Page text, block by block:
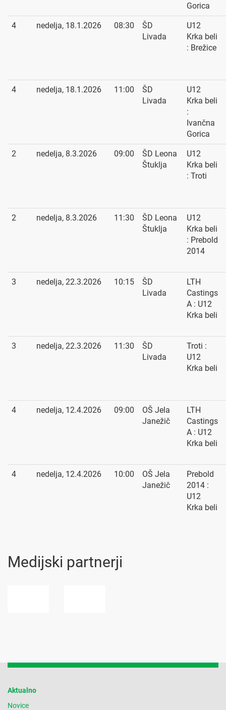
Gorica
4 nedelja, 18.1.2026 08:30
ŠD
Livada
U12
Krka beli
: Brežice
4 nedelja, 18.1.2026 11:00
ŠD
Livada
U12
Krka beli
:
Ivančna
Gorica
2 nedelja, 8.3.2026 09:00
ŠD Leona
Štuklja
U12
Krka beli
: Troti
2 nedelja, 8.3.2026 11:30
ŠD Leona
Štuklja
U12
Krka beli
: Prebold
2014
3 nedelja, 22.3.2026 10:15
ŠD
Livada
LTH
Castings
A : U12
Krka beli
3 nedelja, 22.3.2026 11:30
ŠD
Livada
Troti :
U12
Krka beli
4 nedelja, 12.4.2026 09:00
OŠ Jela
Janežič
LTH
Castings
A : U12
Krka beli
4 nedelja, 12.4.2026 10:00
OŠ Jela
Janežič
Prebold
2014 :
U12
Krka beli
Medijski partnerji
Aktualno
Novice